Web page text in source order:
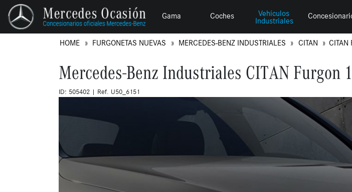
Gama Coches Vehículos
Industriales
HOME FURGONETAS NUEVAS MERCEDES-BENZ INDUSTRIALES CITAN CITAN
Mercedes-Benz Industriales CITAN Furgon
ID: 505402 | Ref. U50_6151